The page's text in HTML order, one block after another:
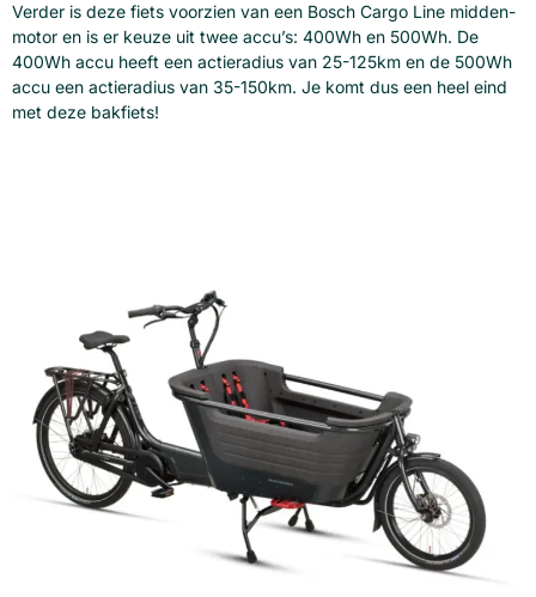
Verder is deze fiets voorzien van een Bosch Cargo Line midden-
motor en is er keuze uit twee accu’s: 400Wh en 500Wh. De
400Wh accu heeft een actieradius van 25-125km en de 500Wh
accu een actieradius van 35-150km. Je komt dus een heel eind
met deze bakfiets!